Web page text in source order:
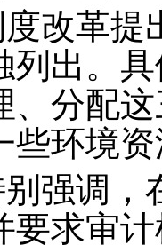
改革提
列出。
、分配
些环境
强调，
要求审